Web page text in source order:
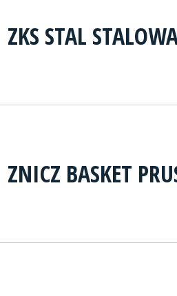
ZKS STAL
ZNICZ BASKET